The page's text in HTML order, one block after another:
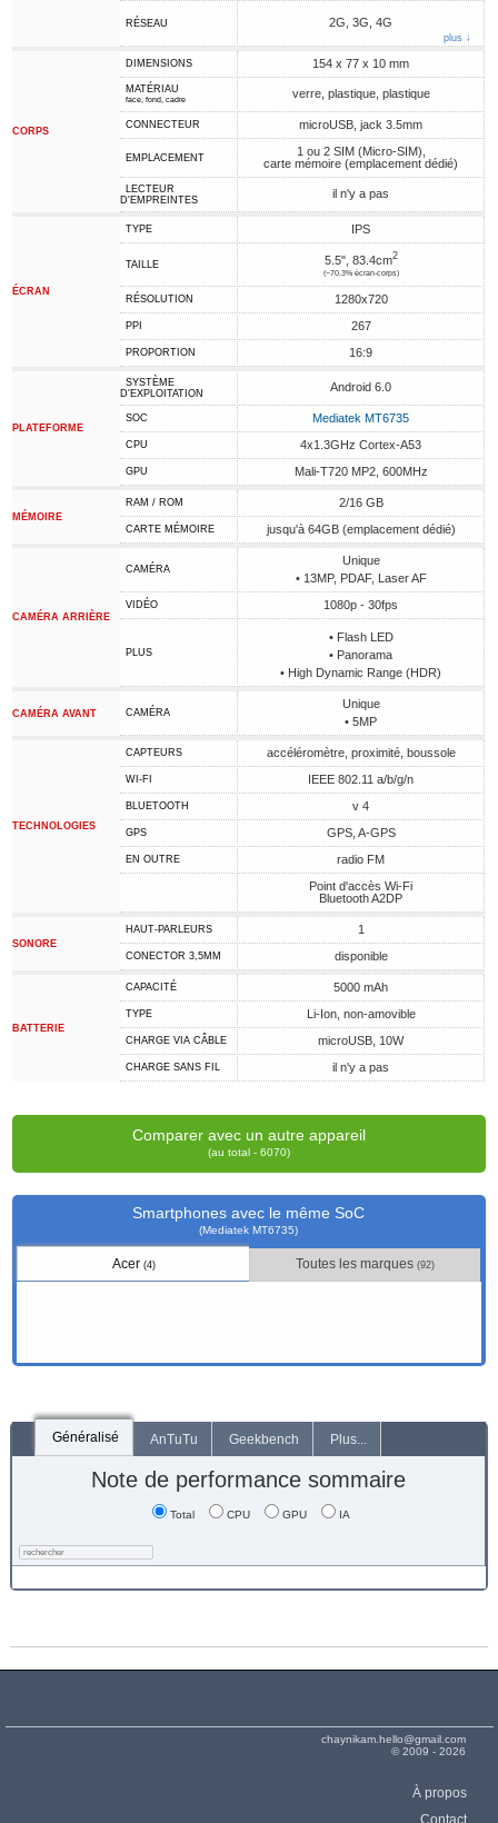
RÉSEAU 2G, 3G, 4G
plus ↓
CORPS
DIMENSIONS 154 x 77 x 10 mm
MATÉRIAU
face, fond, cadre verre, plastique, plastique
CONNECTEUR microUSB, jack 3.5mm
EMPLACEMENT
1 ou 2 SIM (Micro-SIM),
carte mémoire (emplacement dédié)
LECTEUR
D'EMPREINTES
il n'y a pas
ÉCRAN
TYPE IPS
TAILLE 5.5", 83.4cm2
(~70.3% écran-corps)
RÉSOLUTION 1280x720
PPI 267
PROPORTION 16:9
PLATEFORME
SYSTÈME
D'EXPLOITATION
Android 6.0
SOC Mediatek MT6735
CPU 4x1.3GHz Cortex-A53
GPU Mali-T720 MP2, 600MHz
MÉMOIRE
RAM / ROM 2/16 GB
CARTE MÉMOIRE jusqu'à 64GB (emplacement dédié)
CAMÉRA ARRIÈRE
CAMÉRA
Unique
• 13MP, PDAF, Laser AF
VIDÉO 1080p - 30fps
PLUS
• Flash LED
• Panorama
• High Dynamic Range (HDR)
CAMÉRA AVANT CAMÉRA
Unique
• 5MP
TECHNOLOGIES
CAPTEURS accéléromètre, proximité, boussole
WI-FI IEEE 802.11 a/b/g/n
BLUETOOTH v 4
GPS GPS, A-GPS
EN OUTRE
radio FM
Point d'accès Wi-Fi
Bluetooth A2DP
SONORE
HAUT-PARLEURS 1
CONECTOR 3,5MM disponible
BATTERIE
CAPACITÉ 5000 mAh
TYPE Li-Ion, non-amovible
CHARGE VIA CÂBLE microUSB, 10W
CHARGE SANS FIL il n'y a pas
Comparer avec un autre appareil
(au total - 6070)
Smartphones avec le même SoC
(Mediatek MT6735)
Acer (4) Toutes les marques(92)
Généralisé AnTuTu Geekbench Plus...
Note de performance sommaire
Total CPU GPU IA
chaynikam.hello@gmail.com
© 2009 - 2026
À propos
Contact